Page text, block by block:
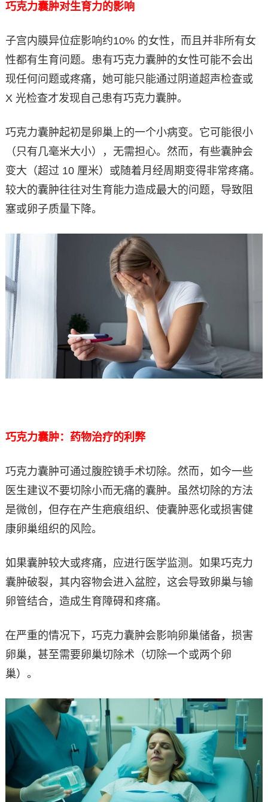
巧克力囊肿对生育力的影响
子宫内膜异位症影响约10% 的女性，而且并非所有女
性都有生育问题。患有巧克力囊肿的女性可能不会出
现任何问题或疼痛，她可能只能通过阴道超声检查或
X 光检查才发现自己患有巧克力囊肿。
巧克力囊肿起初是卵巢上的一个小病变。它可能很小
（只有几毫米大小），无需担心。然而，有些囊肿会
变大（超过 10 厘米）或随着月经周期变得非常疼痛。
较大的囊肿往往对生育能力造成最大的问题，导致阻
塞或卵子质量下降。
巧克力囊肿：药物治疗的利弊
巧克力囊肿可通过腹腔镜手术切除。然而，如今一些
医生建议不要切除小而无痛的囊肿。虽然切除的方法
是微创，但存在产生疤痕组织、使囊肿恶化或损害健
康卵巢组织的风险。
如果囊肿较大或疼痛，应进行医学监测。如果巧克力
囊肿破裂，其内容物会进入盆腔，这会导致卵巢与输
卵管结合，造成生育障碍和疼痛。
在严重的情况下，巧克力囊肿会影响卵巢储备，损害
卵巢，甚至需要卵巢切除术（切除一个或两个卵
巢）。